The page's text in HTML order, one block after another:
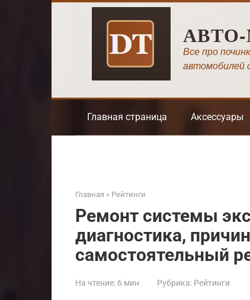
Все про
автомобилей
Главная страница Аксессуары
Главная » Рейтинги
Ремонт системы
диагностика,
самостоятельный
На чтение: 6 мин Рубрика: Рейтинги